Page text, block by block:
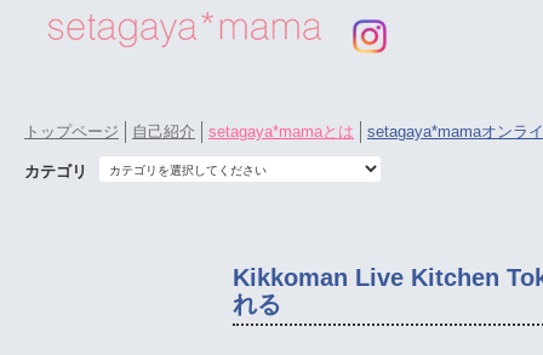
トップページ 自己紹介 setagaya*mamaとは setagaya*mamaオンラ
カテゴリ
Kikkoman Live Kitchen
れる